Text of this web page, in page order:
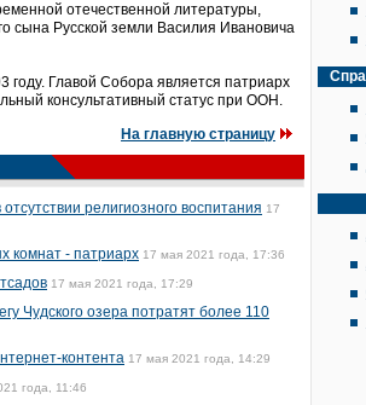
отечественной литературы,
сына Русской земли Василия Ивановича
Главой Собора является патриарх
консультативный статус при ООН.
На главную страницу
религиозного воспитания 17
комнат - патриарх 17 мая 2021 года, 17:36
17 мая 2021 года, 17:29
Чудского озера потратят более 110
контента 17 мая 2021 года, 14:29
года, 11:46